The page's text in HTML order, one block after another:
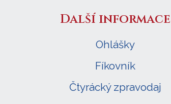
Další informace
Ohlášky
Fíkovník
Čtyrácký zpravodaj